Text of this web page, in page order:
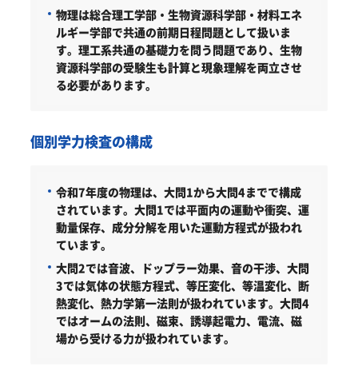
物理は総合理工学部・生物資源科学部・材料エネ
ルギー学部で共通の前期日程問題として扱いま
す。理工系共通の基礎力を問う問題であり、生物
資源科学部の受験生も計算と現象理解を両立させ
る必要があります。
個別学力検査の構成
令和7年度の物理は、大問1から大問4までで構成
されています。大問1では平面内の運動や衝突、運
動量保存、成分分解を用いた運動方程式が扱われ
ています。
大問2では音波、ドップラー効果、音の干渉、大問
3では気体の状態方程式、等圧変化、等温変化、断
熱変化、熱力学第一法則が扱われています。大問4
ではオームの法則、磁束、誘導起電力、電流、磁
場から受ける力が扱われています。